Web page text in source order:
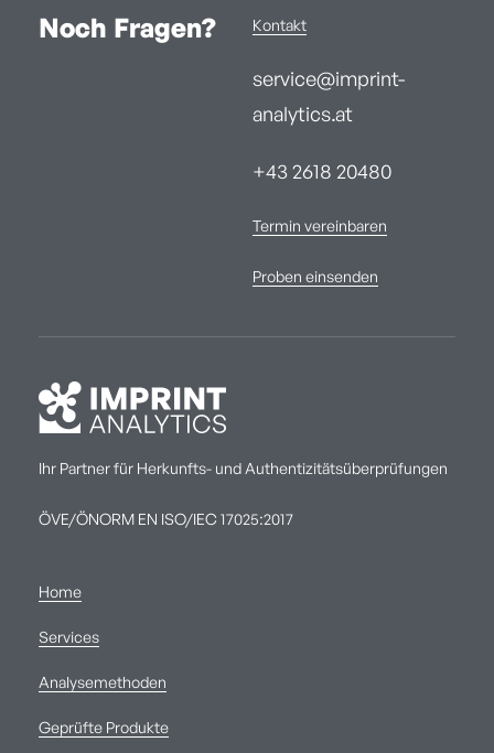
Noch Fragen? Kontakt
service@imprint-
analytics.at
+43 2618 20480
Termin vereinbaren
Proben einsenden
Ihr Partner für Herkunfts- und Authentizitätsüberprüfungen
ÖVE/ÖNORM EN ISO/IEC 17025:2017
Home
Services
Analysemethoden
Geprüfte Produkte